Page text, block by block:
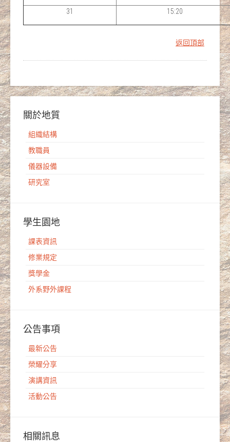
31 15:20
返回頂部
關於地質
組織結構
教職員
儀器設備
研究室
學生園地
課表資訊
修業規定
獎學金
外系野外課程
公告事項
最新公告
榮耀分享
演講資訊
活動公告
相關訊息